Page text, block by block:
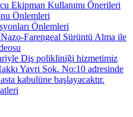
Ekipman Kullanımı Önerileri
Önlemleri
Önlemleri
Farengeal Sürüntü Alma ile
Diş polikliniği hizmetimiz
Yavri Sok. No:10 adresinde
kabulüne başlayacaktır.